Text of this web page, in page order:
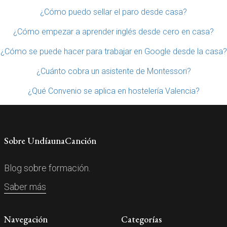
¿Cómo puedo sellar el paro desde casa?
¿Cómo empezar a aprender inglés desde cero en casa?
¿Cómo se puede hacer para trabajar en Google desde la casa?
¿Cuánto cobra un asistente de Montessori?
¿Qué Convenio se aplica en hostelería Valencia?
Sobre UndíaunaCanción
Blog sobre formación.
Saber más
Navegación Categorías